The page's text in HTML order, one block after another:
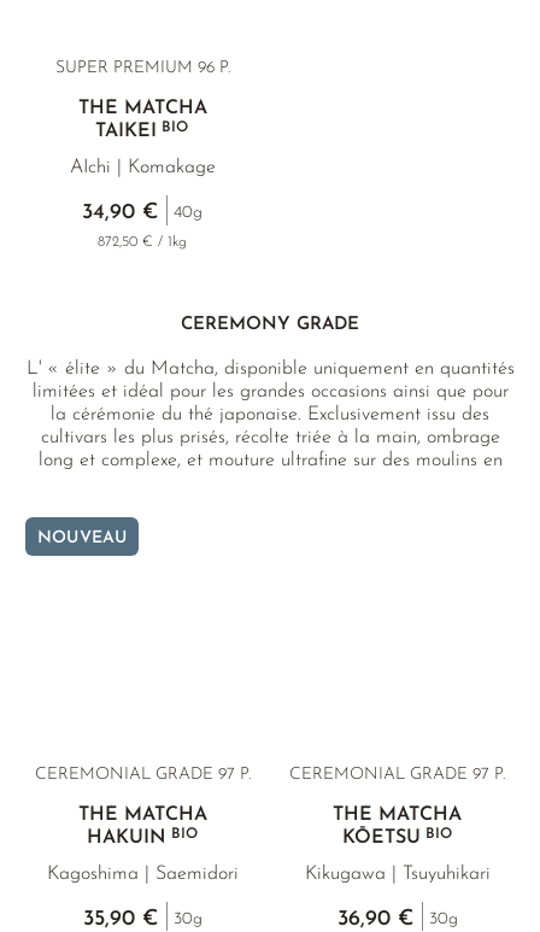
SUPER PREMIUM 96 P.
THÉ MATCHA
TAIKEIBIO
AIchi | Komakage
34,90 € 40g
872,50 € / 1kg
CEREMONY GRADE
L' « élite » du Matcha, disponible uniquement en quantités
limitées et idéal pour les grandes occasions ainsi que pour
la cérémonie du thé japonaise. Exclusivement issu des
cultivars les plus prisés, récolte triée à la main, ombrage
long et complexe, et mouture ultrafine sur des moulins en
NOUVEAU
CEREMONIAL GRADE 97 P.
THÉ MATCHA
HAKUIN
BIO
Kagoshima | Saemidori
35,90 € 30g
CEREMONIAL GRADE 97 P.
THÉ MATCHA
KŌETSU BIO
Kikugawa | Tsuyuhikari
36,90 € 30g